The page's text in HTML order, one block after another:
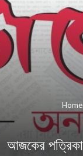
Home
আজকের